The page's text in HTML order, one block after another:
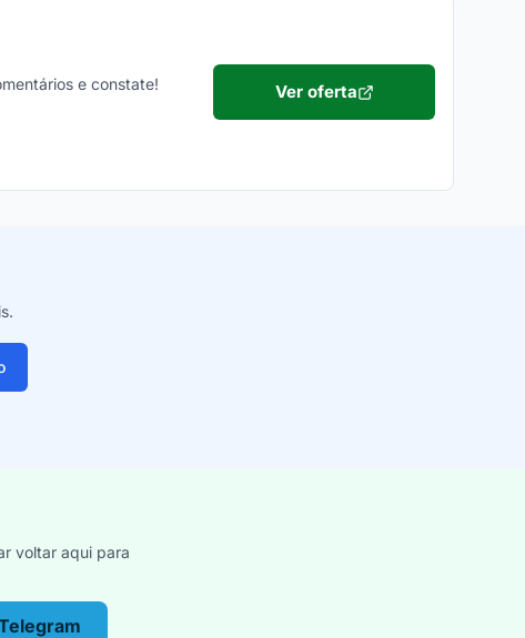
e constate! Ver oferta
voltar aqui para